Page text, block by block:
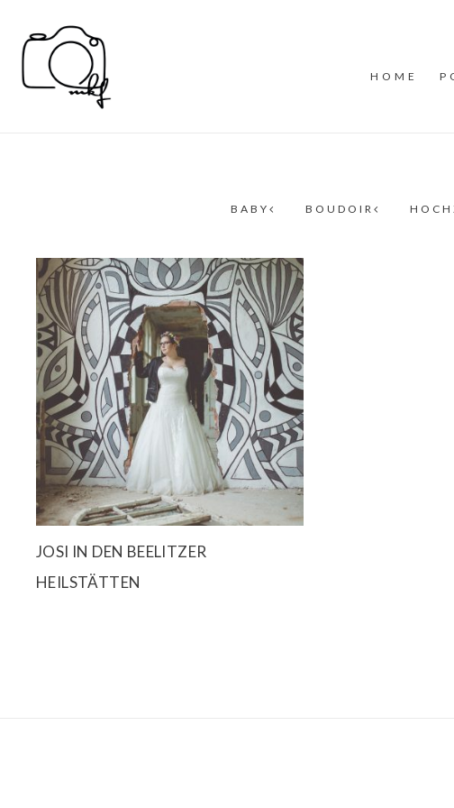
HOME
BABY BOUDOIR
JOSI IN DEN BEELITZER
HEILSTÄTTEN